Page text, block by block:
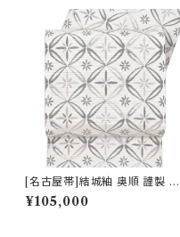
[名古屋帯]結城紬 奥順 謹製 型
紙捺染絣 七宝文様 八寸帯 正絹
日本製(商品番号:22495)
¥105,000